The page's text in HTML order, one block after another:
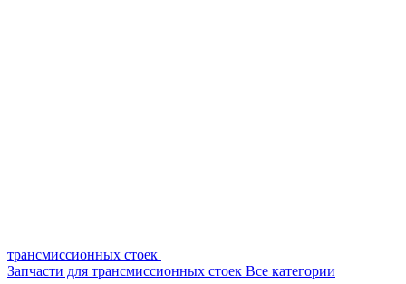
трансмиссионных стоек
Запчасти для трансмиссионных стоек Все категории